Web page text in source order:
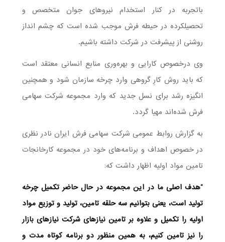
باتجربه در کنار استخدام نیروهای جوان متخصص و
تحصیلکرده در حیطه فرش موجب شده است که چشم انداز
روشنی از پیشرفت در شرکت داشته باشیم.
وی درخصوص کارایی و بهره‌وری منابع انسانی معتقد است
که باید روش کارِ گروهی وارد چرخه سازمان شود و همچنین
انگیزه رشد برای نسل جدید که وارد مجموعه شرکت سهامی
فرش شده‌اند مهیا گردد.
به گزارش روابط عمومی شرکت سهامی فرش ایران نادر نظری
در خصوص اهداف و برنامه‌های خود در مجموعه کارخانجات
تامین مواد اولیه اظهار داشت که:
“هدف اصلی ما در این مجموعه در حال حاضر تکمیل‌ چرخه
تولید است، یعنی بتوانیم سه حلقه تامین، تولید و توزیع مواد
اولیه را تکمیل و علاوه بر تامین نیازهای شرکت نیازهای بازار
را نیز تامین کنیم، به همین منظور دو برنامه کوتاه مدت و